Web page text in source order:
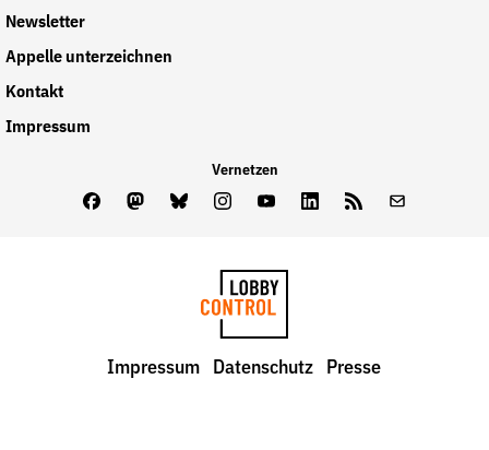
Newsletter
Appelle unterzeichnen
Kontakt
Impressum
Vernetzen
FacebookMastodon
BlueskyInstagram
YoutubeLinkedInFeed
LobbyControl
Impressum Datenschutz Presse